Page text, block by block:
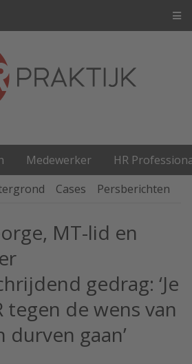
Medewerker
HR
Cases Persberichten
MT-lid en
gedrag: ‘Je
tegen de wens van
gaan’